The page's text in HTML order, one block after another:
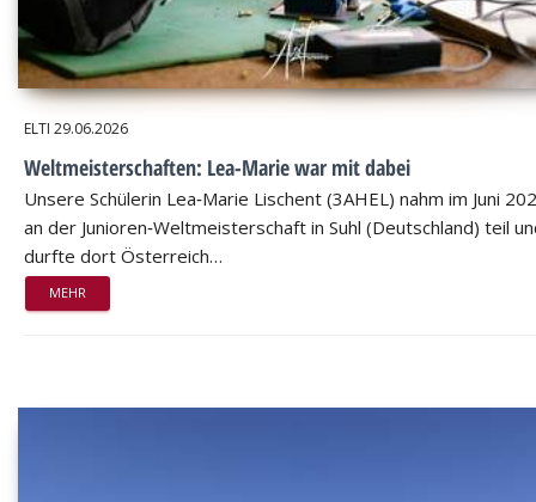
ELTI 29.06.2026
Weltmeisterschaften: Lea-Marie war mit dabei
Unsere Schülerin Lea‑Marie Lischent (3AHEL) nahm im Juni
an der Junioren‑Weltmeisterschaft in Suhl (Deutschland) teil
durfte dort Österreich…
MEHR